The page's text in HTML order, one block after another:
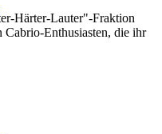
Härter-Lauter"-Fraktion
Cabrio-Enthusiasten, die ihr